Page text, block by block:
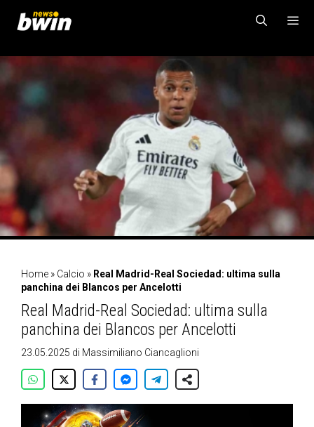
contenuto
MENU
Home » Calcio » Real Madrid-Real Sociedad: ultima sulla
panchina dei Blancos per Ancelotti
Real Madrid-Real Sociedad: ultima sulla
panchina dei Blancos per Ancelotti
23.05.2025 di Massimiliano Ciancaglioni